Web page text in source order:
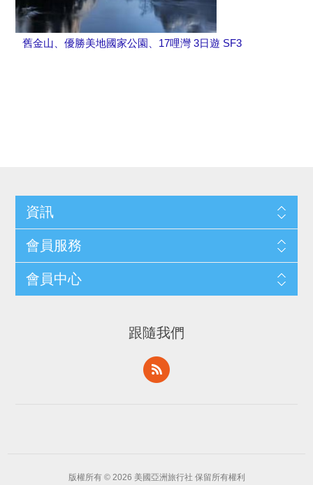
舊金山、優勝美地國家公園、17哩灣 3日遊 SF3
資訊
會員服務
會員中心
跟隨我們
版權所有 © 2026 美國亞洲旅行社 保留所有權利